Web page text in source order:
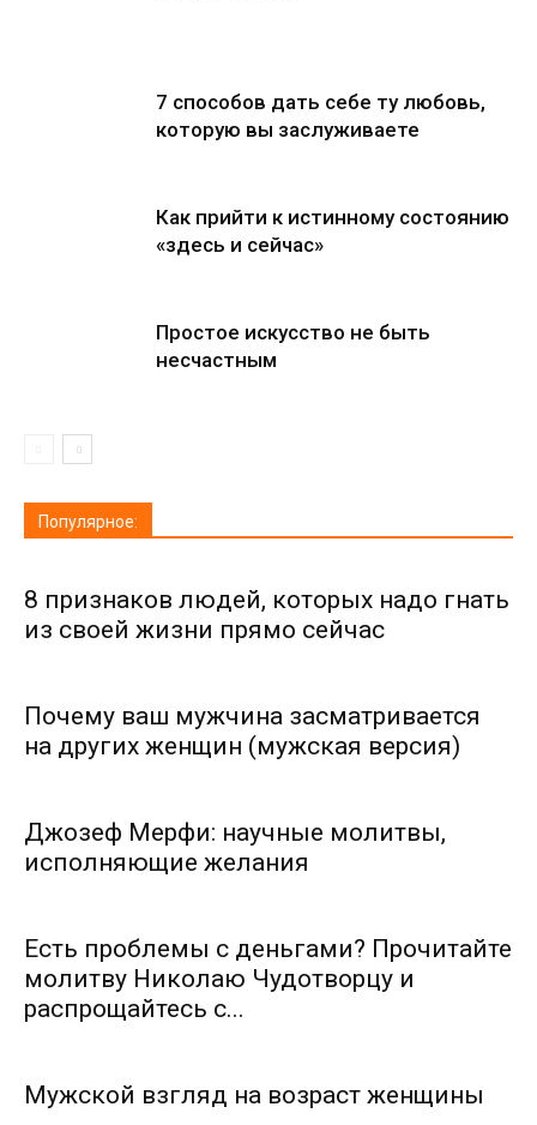
7 способов дать себе ту любовь,
которую вы заслуживаете
Как прийти к истинному состоянию
«здесь и сейчас»
Простое искусство не быть
несчастным
Популярное:
8 признаков людей, которых надо гнать
из своей жизни прямо сейчас
Почему ваш мужчина засматривается
на других женщин (мужская версия)
Джозеф Мерфи: научные молитвы,
исполняющие желания
Есть проблемы с деньгами? Прочитайте
молитву Николаю Чудотворцу и
распрощайтесь с...
Мужской взгляд на возраст женщины